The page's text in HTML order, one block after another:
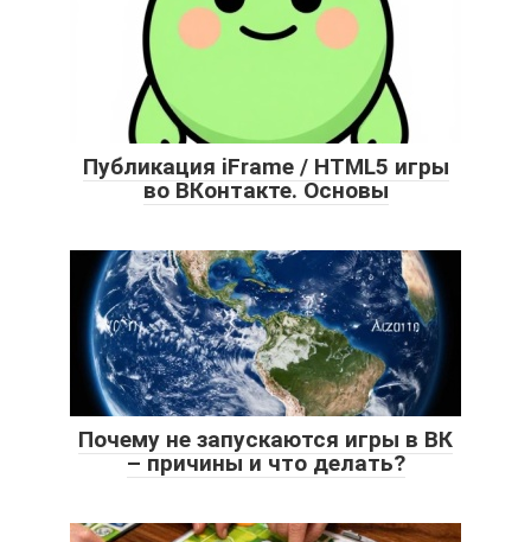
Публикация iFrame / HTML5 игры
во ВКонтакте. Основы
Почему не запускаются игры в ВК
– причины и что делать?